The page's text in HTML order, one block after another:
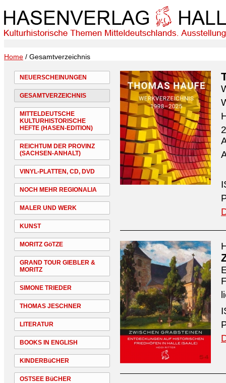
Home / Gesamtverzeichnis
NEUERSCHEINUNGEN
GESAMTVERZEICHNIS
MITTELDEUTSCHE
KULTURHISTORISCHE
HEFTE (HASEN-EDITION)
REICHTUM DER PROVINZ
(SACHSEN-ANHALT)
VINYL-PLATTEN, CD, DVD
NOCH MEHR REGIONALIA
MALER UND WERK
KUNST
MORITZ GöTZE
GRAND TOUR GIEBLER &
MORITZ
SIMONE TRIEDER
THOMAS JESCHNER
LITERATUR
BOOKS IN ENGLISH
KINDERBüCHER
OSTSEE BüCHER